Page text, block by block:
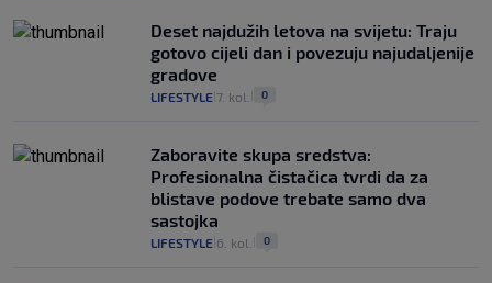
Deset najdužih letova na svijetu: Traju
gotovo cijeli dan i povezuju najudaljenije
gradove
LIFESTYLE 7. kol. 0
Zaboravite skupa sredstva:
Profesionalna čistačica tvrdi da za
blistave podove trebate samo dva
sastojka
LIFESTYLE 6. kol. 0